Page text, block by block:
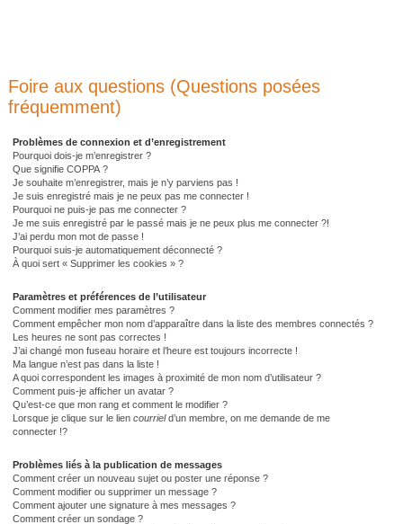
Foire aux questions (Questions posées
fréquemment)
Problèmes de connexion et d’enregistrement
Pourquoi dois-je m’enregistrer ?
Que signifie COPPA ?
Je souhaite m’enregistrer, mais je n’y parviens pas !
Je suis enregistré mais je ne peux pas me connecter !
Pourquoi ne puis-je pas me connecter ?
Je me suis enregistré par le passé mais je ne peux plus me connecter ?!
J’ai perdu mon mot de passe !
Pourquoi suis-je automatiquement déconnecté ?
À quoi sert « Supprimer les cookies » ?
Paramètres et préférences de l’utilisateur
Comment modifier mes paramètres ?
Comment empêcher mon nom d’apparaître dans la liste des membres connectés ?
Les heures ne sont pas correctes !
J’ai changé mon fuseau horaire et l’heure est toujours incorrecte !
Ma langue n’est pas dans la liste !
A quoi correspondent les images à proximité de mon nom d’utilisateur ?
Comment puis-je afficher un avatar ?
Qu’est-ce que mon rang et comment le modifier ?
Lorsque je clique sur le lien courrield’un membre, on me demande de me
connecter !?
Problèmes liés à la publication de messages
Comment créer un nouveau sujet ou poster une réponse ?
Comment modifier ou supprimer un message ?
Comment ajouter une signature à mes messages ?
Comment créer un sondage ?